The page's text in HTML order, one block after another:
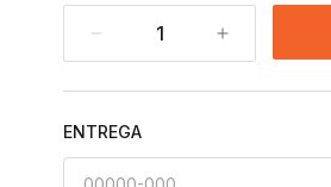
1
ENTREGA